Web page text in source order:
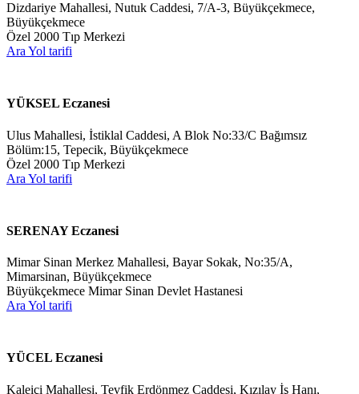
Dizdariye Mahallesi, Nutuk Caddesi, 7/A-3, Büyükçekmece,
Büyükçekmece
Özel 2000 Tıp Merkezi
Ara Yol tarifi
YÜKSEL Eczanesi
Ulus Mahallesi, İstiklal Caddesi, A Blok No:33/C Bağımsız
Bölüm:15, Tepecik, Büyükçekmece
Özel 2000 Tıp Merkezi
Ara Yol tarifi
SERENAY Eczanesi
Mimar Sinan Merkez Mahallesi, Bayar Sokak, No:35/A,
Mimarsinan, Büyükçekmece
Büyükçekmece Mimar Sinan Devlet Hastanesi
Ara Yol tarifi
YÜCEL Eczanesi
Kaleiçi Mahallesi, Tevfik Erdönmez Caddesi, Kızılay İş Hanı,